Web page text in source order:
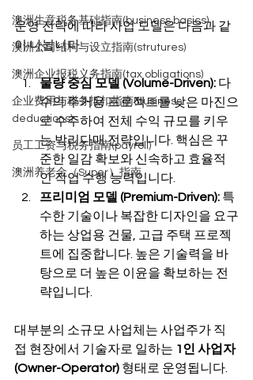
澳洲生意税务基础指南(business basics)
澳洲公司结构与设立指南(strutures)
澳洲企业报税义务指南(tax obligations)
企业费用与税务抵扣指南(business
deductions)
员工工资与税务指南(payroll)
澳洲养老金（Super）指南
운영 전략에 따라 사업 모델은 다음과 같
이 나뉩니다.
물량 중심 모델 (Volume-Driven): 다
수의 주거용 프로젝트를 낮은 마진으
로 수주하여 전체 수익 규모를 키우
는 박리다매 전략입니다. 핵심은 꾸
준한 일감 확보와 신속하고 효율적
인 작업 수행 능력입니다.
프리미엄 모델 (Premium-Driven): 특
수한 기술이나 복잡한 디자인을 요구
하는 상업용 건물, 고급 주택 프로젝
트에 집중합니다. 높은 기술력을 바
탕으로 더 높은 이윤을 확보하는 전
략입니다.
대부분의 소규모 사업체는 사업주가 직
접 현장에서 기술자로 일하는 1인 사업자
(Owner-Operator) 형태로 운영됩니다.